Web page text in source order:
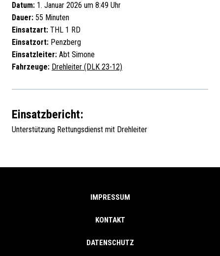
Datum: 1. Januar 2026 um 8:49 Uhr
Dauer: 55 Minuten
Einsatzart: THL 1 RD
Einsatzort: Penzberg
Einsatzleiter: Abt Simone
Fahrzeuge: Drehleiter (DLK 23-12)
Einsatzbericht:
Unterstützung Rettungsdienst mit Drehleiter
IMPRESSUM
KONTAKT
DATENSCHUTZ